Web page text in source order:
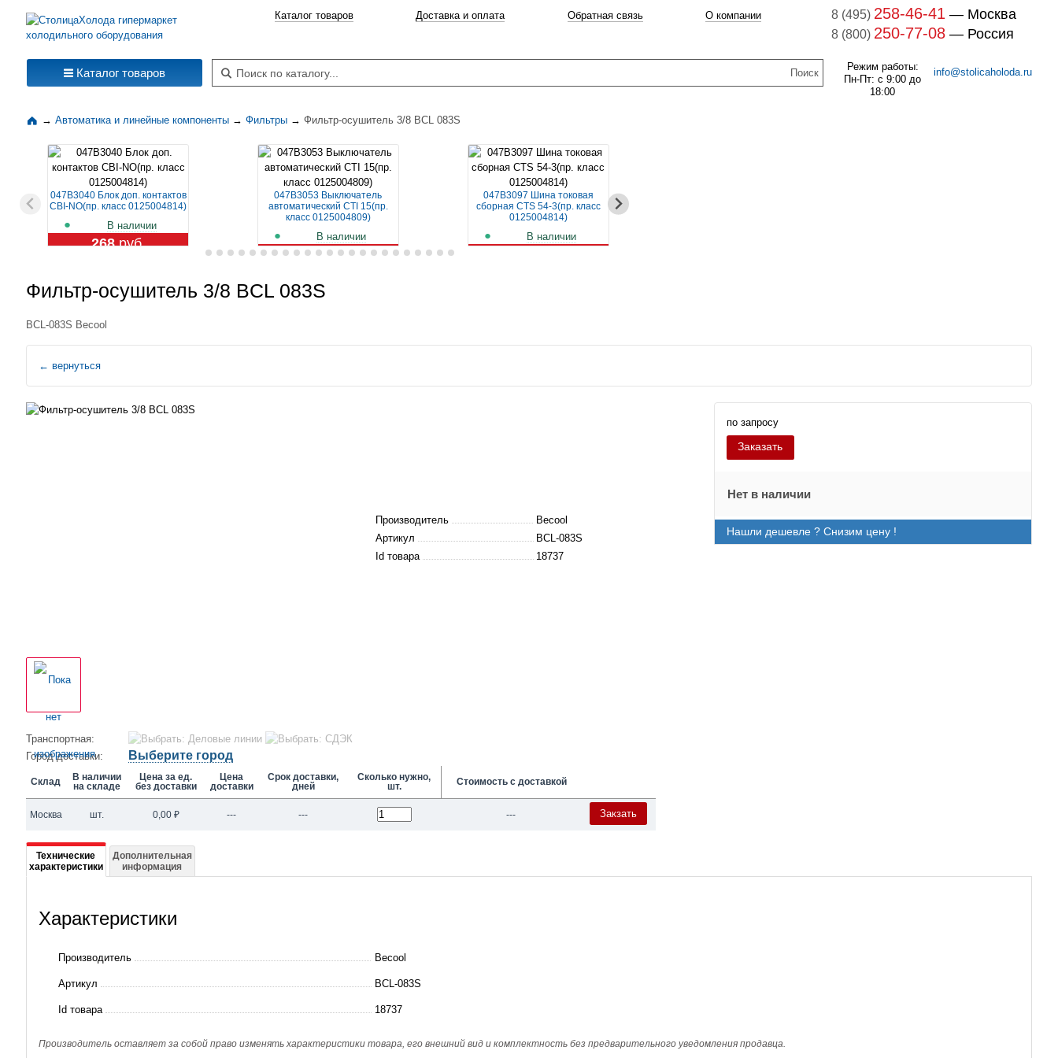
Каталог товаров Доставка и оплата Обратная связь О компании
Поиск по каталогу
8 (495) 258-46-41 — Москва
8 (800) 250-77-08 — Россия
Режим работы:
Пн-Пт: с 9:00 до
18:00
info@stolicaholoda.ru
Каталог товаров
→ Автоматика и линейные компоненты → Фильтры → Фильтр-осушитель 3/8 BCL 083S
047B3040 Блок доп. контактов
CBI-NO(пр. класс 0125004814)
В наличии
268руб.
047B3053 Выключатель
автоматический CTI 15(пр.
класс 0125004809)
В наличии
1 109 руб.
047B3097 Шина токовая
сборная CTS 54-3(пр. класс
0125004814)
В наличии
Фильтр-осушитель 3/8 BCL 083S
BCL-083S Becool
← вернуться
Производитель
Becool
Артикул
BCL-083S
Id товара
18737
по запросу
Заказать
Нет в наличии
Нашли дешевле ? Снизим цену !
Транспортная:
Город доставки:
Выберите город
Склад
В наличии
на складе
Цена за ед.
без доставки
Цена
доставки
Срок доставки,
дней
Сколько нужно,
шт.
Стоимость с доставкой
Москва шт. 0,00 ₽ --- --- --- Закзать
Подробная
информация
Фильтр-
BCL
083S
Технические
характеристики
Дополнительная
информация
Характеристики
Производитель Becool
Артикул BCL-083S
Id товара 18737
Производитель оставляет за собой право изменять характеристики товара, его внешний вид и комплектность без предварительного уведомления продавца.